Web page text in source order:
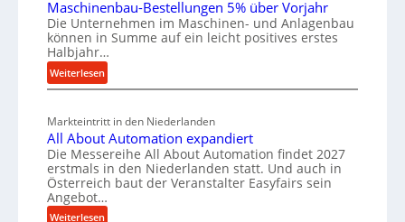
e
n
k
z
e
a
u
p
r
W
s
h
a
f
t
t
e
r
i
a
l
e
r
s
o
g
Maschinenbau-Bestellungen 5% über Vorjahr
Die Unternehmen im Maschinen- und Anlagenbau
können in Summe auf ein leicht positives erstes
Halbjahr…
Weiterlesen:
M
s
c
h
i
n
e
Markteintritt in den Niederlanden
All About Automation expandiert
Die Messereihe All About Automation findet 2027
erstmals in den Niederlanden statt. Und auch in
Österreich baut der Veranstalter Easyfairs sein
Angebot…
Weiterlesen: